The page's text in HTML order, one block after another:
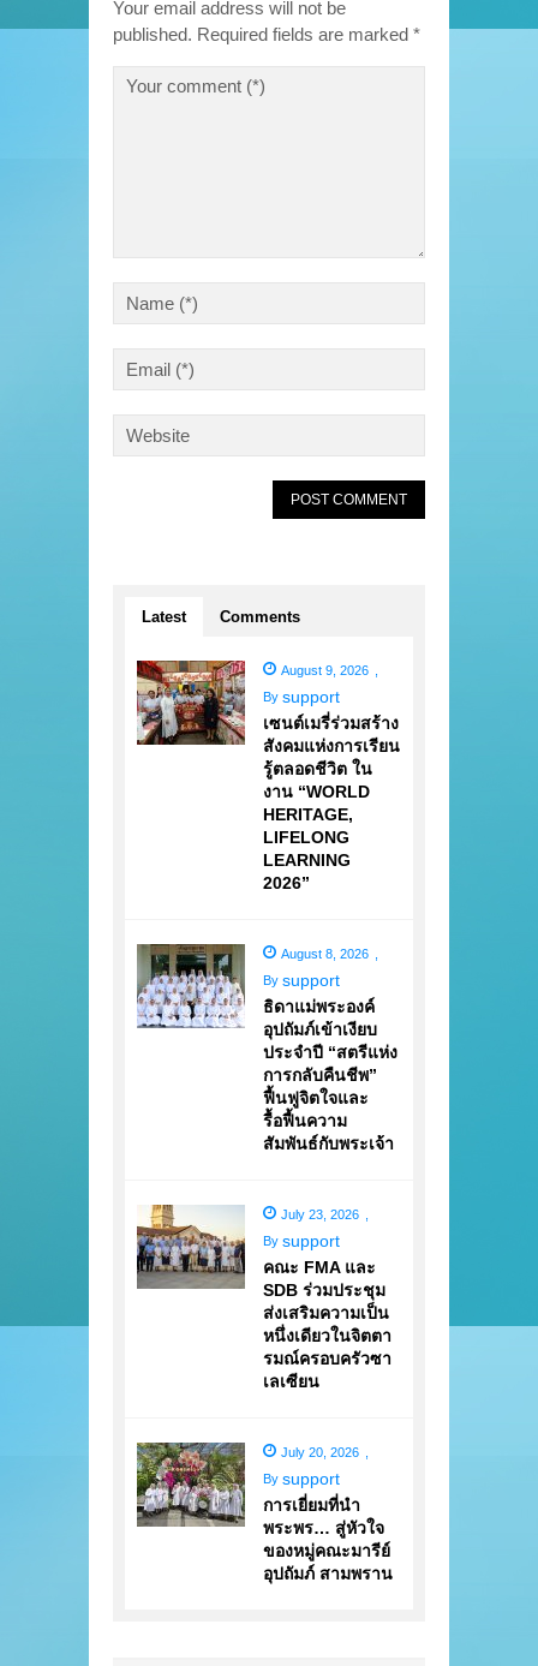
Your email address will not be
published. Required fields are marked *
Latest Comments
August 9, 2026
By support
เซนต์เมรี่ร่วมสร้าง
สังคมแห่งการเรียน
รู้ตลอดชีวิต ใน
งาน “WORLD
HERITAGE,
LIFELONG
LEARNING
2026”
August 8, 2026
By support
ธิดาแม่พระองค์
อุปถัมภ์เข้าเงียบ
ประจำปี “สตรีแห่ง
การกลับคืนชีพ”
ฟื้นฟูจิตใจและ
รื้อฟื้นความ
สัมพันธ์กับพระเจ้า
July 23, 2026
By support
คณะ FMA และ
SDB ร่วมประชุม
ส่งเสริมความเป็น
หนึ่งเดียวในจิตตา
รมณ์ครอบครัวซา
เลเซียน
July 20, 2026
By support
การเยี่ยมที่นำ
พระพร… สู่หัวใจ
ของหมู่คณะมารีย์
อุปถัมภ์ สามพราน